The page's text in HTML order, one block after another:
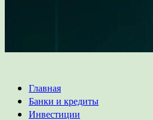
Основное
меню
Главная
Банки и кредиты
Инвестиции